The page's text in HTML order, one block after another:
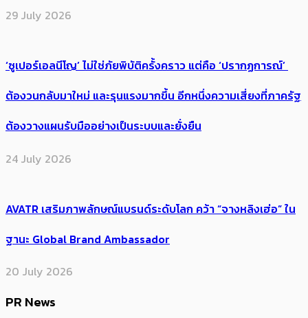
29 July 2026
‘ซูเปอร์เอลนีโญ’ ไม่ใช่ภัยพิบัติครั้งคราว แต่คือ ‘ปรากฏการณ์’ ​
ต้อง​วนกลับมาใหม่ และรุนแรงมากขึ้น อีกหนึ่งความเสี่ยงที่ภาครัฐ
ต้องวางแผนรับมืออย่างเป็นระบบและยั่งยืน
24 July 2026
AVATR เสริมภาพลักษณ์แบรนด์ระดับโลก คว้า “จางหลิงเฮ่อ” ใน
ฐานะ Global Brand Ambassador
20 July 2026
PR News